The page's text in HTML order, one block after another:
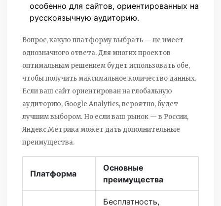
особенно для сайтов, ориентированных на
русскоязычную аудиторию.
Вопрос, какую платформу выбрать — не имеет
однозначного ответа. Для многих проектов
оптимальным решением будет использовать обе,
чтобы получить максимальное количество данных.
Если ваш сайт ориентирован на глобальную
аудиторию, Google Analytics, вероятно, будет
лучшим выбором. Но если ваш рынок — в России,
Яндекс.Метрика может дать дополнительные
преимущества.
Платформа
Основные
преимущества
Бесплатность,